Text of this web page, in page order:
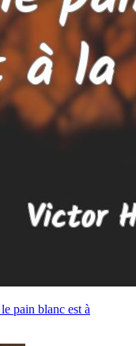
pain blanc est à